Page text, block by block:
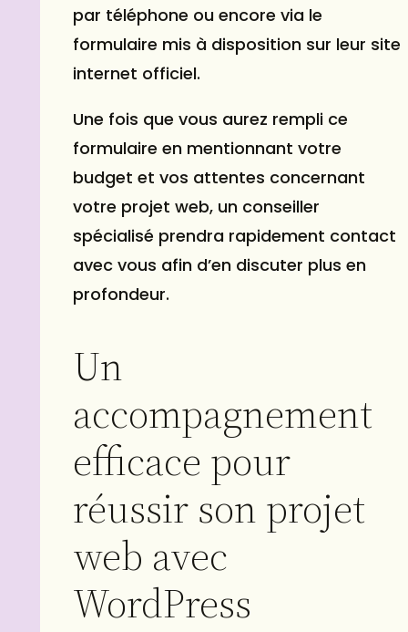
par téléphone ou encore via le
formulaire mis à disposition sur leur site
internet officiel.
Une fois que vous aurez rempli ce
formulaire en mentionnant votre
budget et vos attentes concernant
votre projet web, un conseiller
spécialisé prendra rapidement contact
avec vous afin d’en discuter plus en
profondeur.
Un
accompagnement
efficace pour
réussir son projet
web avec
WordPress